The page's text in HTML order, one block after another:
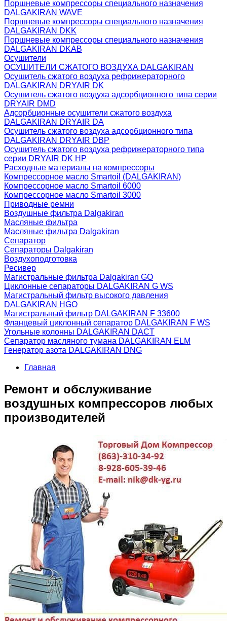
Поршневые компрессоры специального назначения
DALGAKIRAN WAVE
Поршневые компрессоры специального назначения
DALGAKIRAN DKK
Поршневые компрессоры специального назначения
DALGAKIRAN DKAB
Осушители
ОСУШИТЕЛИ СЖАТОГО ВОЗДУХА DALGAKIRAN
Осушитель сжатого воздуха рефрижераторного
DALGAKIRAN DRYAIR DK
Осушитель сжатого воздуха адсорбционного типа серии
DRYAIR DMD
Адсорбционные осушители сжатого воздуха
DALGAKIRAN DRYAIR DA
Осушитель сжатого воздуха адсорбционного типа
DALGAKIRAN DRYAIR DBP
Осушитель сжатого воздуха рефрижераторного типа
cерии DRYAIR DK HP
Расходные материалы на компрессоры
Компрессорное масло Smartoil (DALGAKIRAN)
Компрессорное масло Smartoil 6000
Компрессорное масло Smartoil 3000
Приводные ремни
Воздушные фильтра Dalgakiran
Масляные фильтра
Масляные фильтра Dalgakiran
Сепаратор
Сепараторы Dalgakiran
Воздухоподготовка
Ресивер
Магистральные фильтра Dalgakiran GO
Циклонные сепараторы DALGAKIRAN G WS
Магистральный фильтр высокого давления
DALGAKIRAN HGO
Магистральный фильтр DALGAKIRAN F 33600
Фланцевый циклонный сепаратор DALGAKIRAN F WS
Угольные колонны DALGAKIRAN DACT
Сепаратор масляного тумана DALGAKIRAN ELM
Генератор азота DALGAKIRAN DNG
Главная
Ремонт и обслуживание
воздушных компрессоров любых
производителей